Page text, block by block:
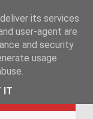
its services
user-agent are
and security
usage
IT